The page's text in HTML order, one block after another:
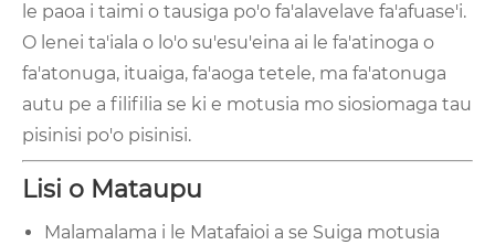
le paoa i taimi o tausiga po'o fa'alavelave fa'afuase'i.
O lenei ta'iala o lo'o su'esu'eina ai le fa'atinoga o
fa'atonuga, ituaiga, fa'aoga tetele, ma fa'atonuga
autu pe a filifilia se ki e motusia mo siosiomaga tau
pisinisi po'o pisinisi.
Lisi o Mataupu
Malamalama i le Matafaioi a se Suiga motusia